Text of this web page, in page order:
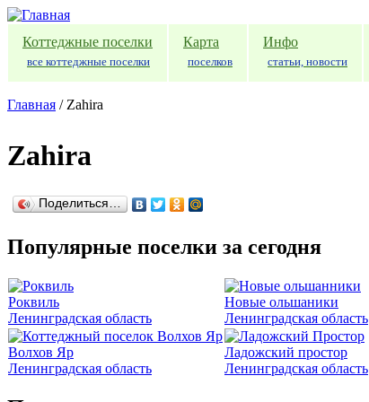
Перейти к основному содержанию
Коттеджные поселки
все коттеджные поселки
Карта
поселков
Инфо
статьи, новости
Главная /Zahira
Zahira
Поделиться…
Популярные поселки за сегодня
Роквиль
Ленинградская область
Новые ольшаники
Ленинградская область
Волхов Яр
Ленинградская область
Ладожский простор
Ленинградская область